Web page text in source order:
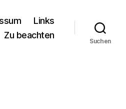
Links
Zu beachten
Suchen